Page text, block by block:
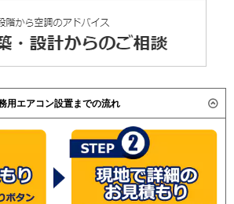
用エアコン設置までの流れ